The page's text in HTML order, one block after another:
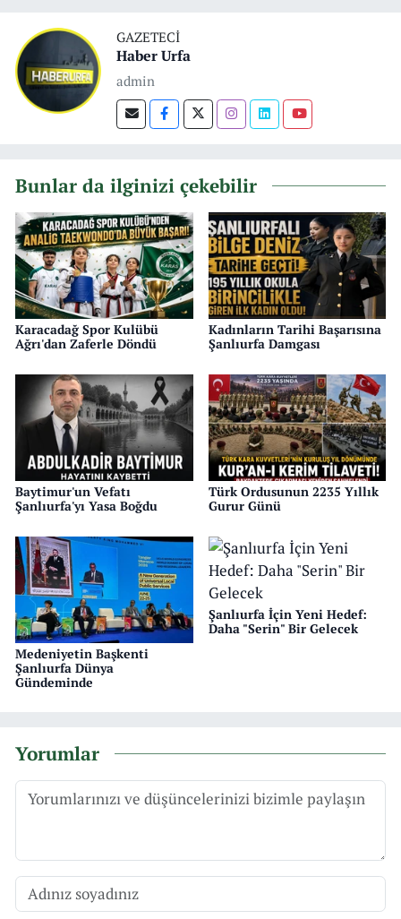
GAZETECI
Haber Urfa
admin
Bunlar da ilginizi çekebilir
Karacadağ Spor Kulübü
Ağrı'dan Zaferle Döndü
Kadınların Tarihi Başarısına
Şanlıurfa Damgası
Baytimur'un Vefatı
Şanlıurfa'yı Yasa Boğdu
Türk Ordusunun 2235 Yıllık
Gurur Günü
Medeniyetin Başkenti
Şanlıurfa Dünya
Gündeminde
Şanlıurfa İçin Yeni Hedef:
Daha "Serin" Bir Gelecek
Yorumlar